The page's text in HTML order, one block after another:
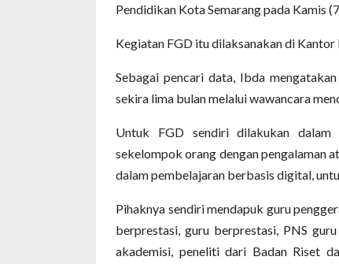
Pendidikan Kota Semarang pada Kamis
Kegiatan FGD itu dilaksanakan di
Sebagai pencari data, Ibda
sekira lima bulan melalui wawancara
Untuk FGD sendiri dilakukan
sekelompok orang dengan pengalaman
dalam pembelajaran berbasis digital,
Pihaknya sendiri mendapuk guru
berprestasi, guru berprestasi, PNS
akademisi, peneliti dari Badan Riset